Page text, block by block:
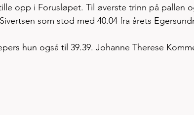
opp i Forusløpet. Til øverste trinn på pallen
som stod med 40.04 fra årets
hun også til 39.39. Johanne Therese